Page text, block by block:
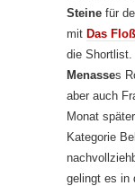
Steine für
mit Das
die Shortlist.
Menasses
aber auch
Monat
Kategorie
gelingt es in